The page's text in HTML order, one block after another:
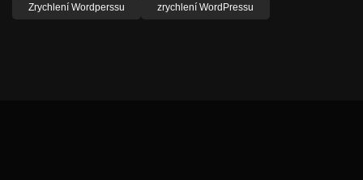
Zrychlení Wordperssu zrychlení WordPressu